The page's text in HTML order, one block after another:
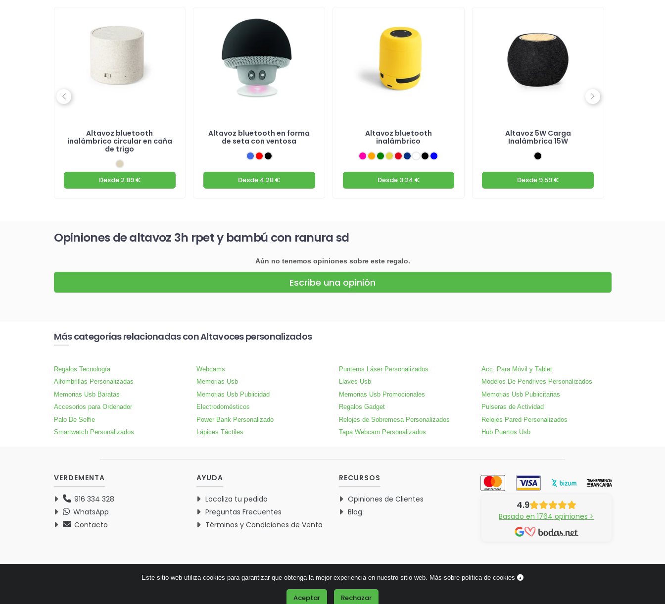
Altavoz bluetooth
inalámbrico circular en caña
de trigo
Desde2.89 €
Altavoz bluetooth en forma
de seta con ventosa
Desde 4.28 €
Altavoz bluetooth
inalámbrico
Desde3.24 €
Altavoz 5W Carga
Inalámbrica 15W
Desde 9.59 €
Previous Next
Opiniones de altavoz 3h rpet y bambú con ranura sd
Aún no tenemos opiniones sobre este regalo.
Escribe una opinión
Más categorías relacionadas con Altavoces personalizados
Regalos Tecnología Webcams Punteros Láser Personalizados
Acc. Para Móvil y Tablet
Alfombrillas Personalizadas
Memorias Usb Llaves Usb
Modelos De Pendrives Personalizados
Memorias Usb Baratas
Memorias Usb Publicidad Memorias Usb Promocionales
Memorias Usb Publicitarias
Accesorios para Ordenador
Electrodomésticos Regalos Gadget
Pulseras de Actividad
Palo De Selfie
Power Bank Personalizado Relojes de Sobremesa Personalizados
Relojes Pared Personalizados
Smartwatch Personalizados
Lápices Táctiles Tapa Webcam Personalizados Hub Puertos Usb
VERDEMENTA
916 334 328
WhatsApp
Contacto
AYUDA
Localiza tu pedido
Preguntas Frecuentes
Términos y Condiciones de Venta
RECURSOS
Opiniones de Clientes
Blog
4.9
Basado en 1764 opiniones >
© 2026 Verdementa.es - Todos los derechos reservados.
Este sitio web utiliza cookies para garantizar que obtenga la mejor experiencia en nuestro sitio web. Más sobre politica de cookies
Aceptar Rechazar